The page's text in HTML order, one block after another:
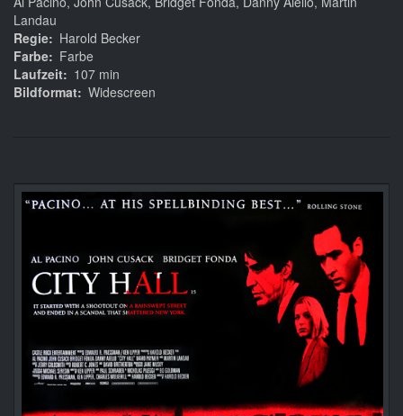
Landau
Regie
Harold Becker
Farbe
Farbe
Laufzeit
107 min
Bildformat Widescreen